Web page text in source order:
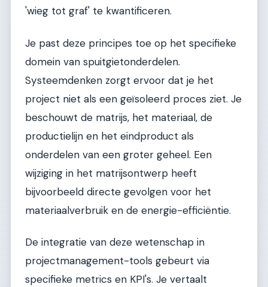
'wieg tot graf' te kwantificeren.
Je past deze principes toe op het specifieke
domein van spuitgietonderdelen.
Systeemdenken zorgt ervoor dat je het
project niet als een geïsoleerd proces ziet. Je
beschouwt de matrijs, het materiaal, de
productielijn en het eindproduct als
onderdelen van een groter geheel. Een
wijziging in het matrijsontwerp heeft
bijvoorbeeld directe gevolgen voor het
materiaalverbruik en de energie-efficiëntie.
De integratie van deze wetenschap in
projectmanagement-tools gebeurt via
specifieke metrics en KPI's. Je vertaalt